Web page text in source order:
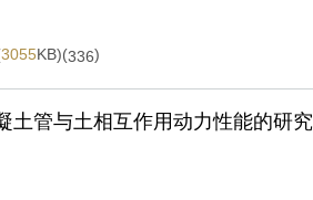
3055KB)(336)
土管与土相互作用动力性能的研究